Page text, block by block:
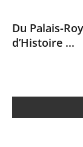
Du Palais-
d’Histoire ...